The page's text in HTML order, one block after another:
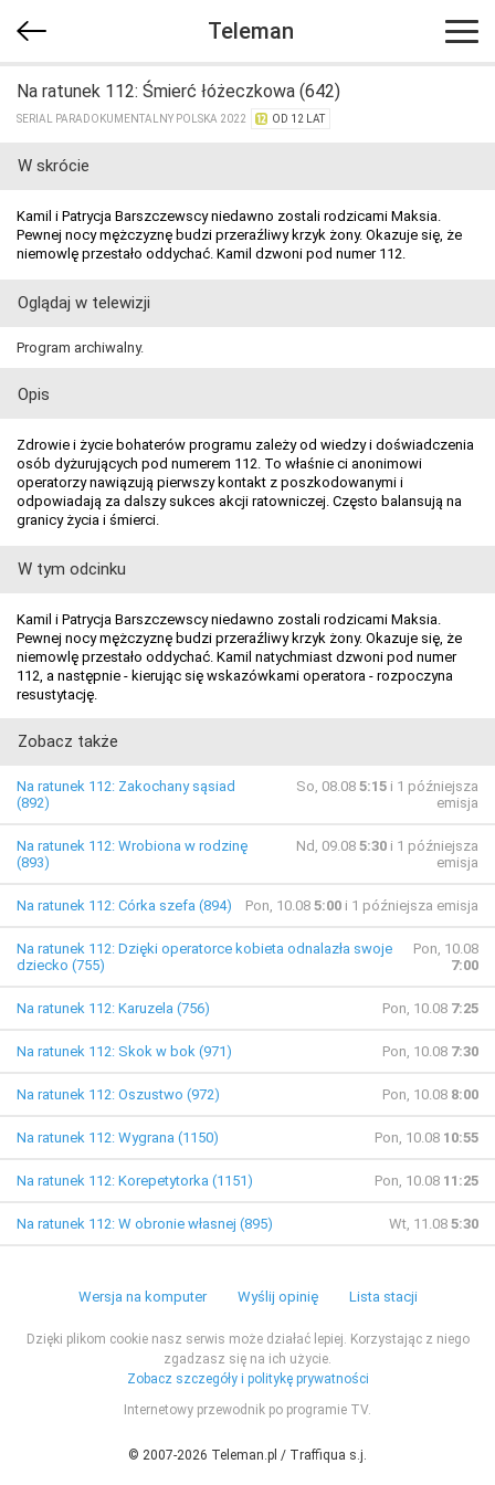
Teleman
Na ratunek 112: Śmierć łóżeczkowa (642)
SERIAL PARADOKUMENTALNY POLSKA 2022 OD 12 LAT
W skrócie
Kamil i Patrycja Barszczewscy niedawno zostali rodzicami Maksia.
Pewnej nocy mężczyznę budzi przeraźliwy krzyk żony. Okazuje się, że
niemowlę przestało oddychać. Kamil dzwoni pod numer 112.
Oglądaj w telewizji
Program archiwalny.
Opis
Zdrowie i życie bohaterów programu zależy od wiedzy i doświadczenia
osób dyżurujących pod numerem 112. To właśnie ci anonimowi
operatorzy nawiązują pierwszy kontakt z poszkodowanymi i
odpowiadają za dalszy sukces akcji ratowniczej. Często balansują na
granicy życia i śmierci.
W tym odcinku
Kamil i Patrycja Barszczewscy niedawno zostali rodzicami Maksia.
Pewnej nocy mężczyznę budzi przeraźliwy krzyk żony. Okazuje się, że
niemowlę przestało oddychać. Kamil natychmiast dzwoni pod numer
112, a następnie - kierując się wskazówkami operatora - rozpoczyna
resustytację.
Zobacz także
Na ratunek 112: Zakochany sąsiad
(892)
So, 08.08 5:15 i 1 późniejsza
emisja
Na ratunek 112: Wrobiona w rodzinę
(893)
Nd, 09.08 5:30 i 1 późniejsza
emisja
Na ratunek 112: Córka szefa (894) Pon, 10.08 5:00 i 1 późniejsza emisja
Na ratunek 112: Dzięki operatorce kobieta odnalazła swoje
dziecko (755)
Pon, 10.08
7:00
Na ratunek 112: Karuzela (756) Pon, 10.08 7:25
Na ratunek 112: Skok w bok (971) Pon, 10.08 7:30
Na ratunek 112: Oszustwo (972) Pon, 10.08 8:00
Na ratunek 112: Wygrana (1150) Pon, 10.08 10:55
Na ratunek 112: Korepetytorka (1151) Pon, 10.08 11:25
Na ratunek 112: W obronie własnej (895) Wt, 11.08 5:30
Wersja na komputer Wyślij opinię Lista stacji
Dzięki plikom cookie nasz serwis może działać lepiej. Korzystając z niego
zgadzasz się na ich użycie.
Zobacz szczegóły i politykę prywatności
Internetowy przewodnik po programie TV.
© 2007-2026 Teleman.pl / Traffiqua s.j.